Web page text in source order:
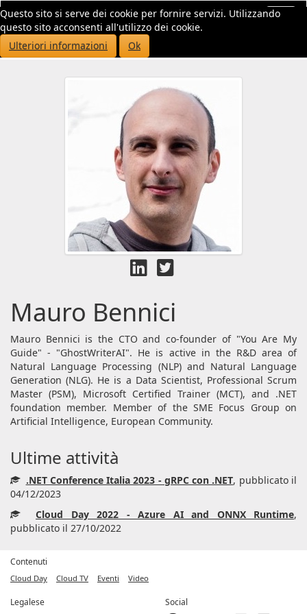
Questo sito si serve dei cookie per fornire servizi. Utilizzando
questo sito acconsenti all'utilizzo dei cookie.
Ulteriori informazioni
Ok
Mauro Bennici
Mauro Bennici is the CTO and co-founder of "You Are My
Guide" - "GhostWriterAI". He is active in the R&D area of
Natural Language Processing (NLP) and Natural Language
Generation (NLG). He is a Data Scientist, Professional Scrum
Master (PSM), Microsoft Certified Trainer (MCT), and .NET
foundation member. Member of the SME Focus Group on
Artificial Intelligence, European Community.
Ultime attività
.NET Conference Italia 2023 - gRPC con .NET, pubblicato il
04/12/2023
Cloud Day 2022 - Azure AI and ONNX Runtime,
pubblicato il 27/10/2022
Contenuti
Cloud Day Cloud TV Eventi Video
Legalese Social